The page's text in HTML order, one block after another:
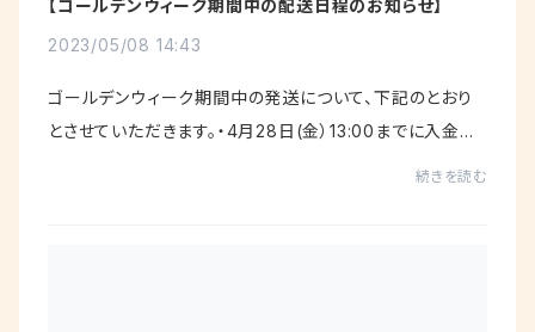
【ゴールデンウィーク期間中の配送日程のお知らせ】
2023/05/08 14:43
ゴールデンウィーク期間中の発送について、下記のとおり
とさせていただきます。・4月28日(金）13:00までに入金確
続きを読む